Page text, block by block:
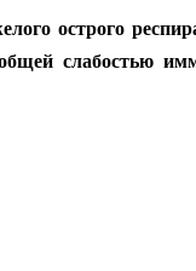
острого
слабостью